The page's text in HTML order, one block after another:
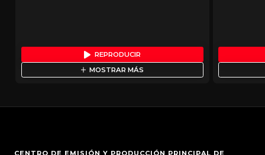
REPRODUCIR
MOSTRAR MÁS
CENTRO DE EMISIÓN Y PRODUCCIÓN PRINCIPAL DE